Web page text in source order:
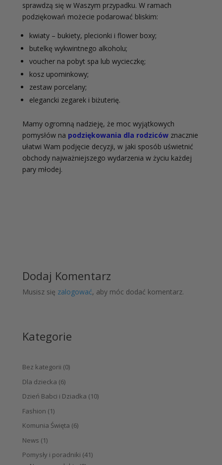
sprawdzą się w Waszym przypadku. W ramach
podziękowań możecie podarować bliskim:
kwiaty – bukiety, plecionki i flower boxy;
butelkę wykwintnego alkoholu;
voucher na pobyt spa lub wycieczkę;
kosz upominkowy;
zestaw porcelany;
elegancki zegarek i biżuterię.
Mamy ogromną nadzieję, że moc wyjątkowych
pomysłów na podziękowania dla rodzicówznacznie
ułatwi Wam podjęcie decyzji, w jaki sposób uświetnić
obchody najważniejszego wydarzenia w życiu każdej
pary młodej.
Dodaj Komentarz
Musisz się zalogować, aby móc dodać komentarz.
Kategorie
Bez kategorii (0)
Dla dziecka (6)
Dzień Babci i Dziadka (10)
Fashion (1)
Komunia Święta (6)
News (1)
Pomysły i poradniki (41)